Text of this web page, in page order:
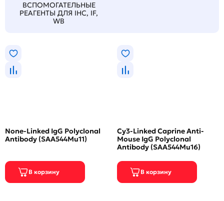
ВСПОМОГАТЕЛЬНЫЕ
РЕАГЕНТЫ ДЛЯ IHC, IF,
WB
None-Linked IgG Polyclonal
Antibody (SAA544Mu11)
Cy3-Linked Caprine Anti-
Mouse IgG Polyclonal
Antibody (SAA544Mu16)